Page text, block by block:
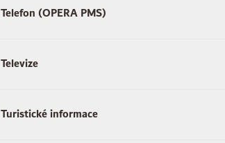
Telefon (OPERA PMS)
Televize
Turistické informace